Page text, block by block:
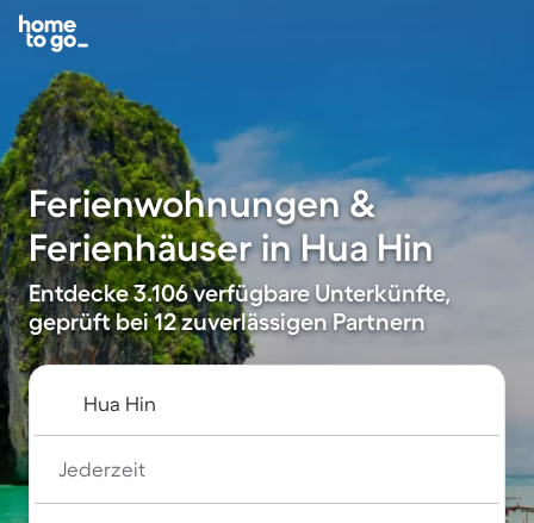
Ferienwohnungen &
Ferienhäuser in Hua Hin
Entdecke 3.106 verfügbare Unterkünfte,
geprüft bei 12 zuverlässigen Partnern
Jederzeit